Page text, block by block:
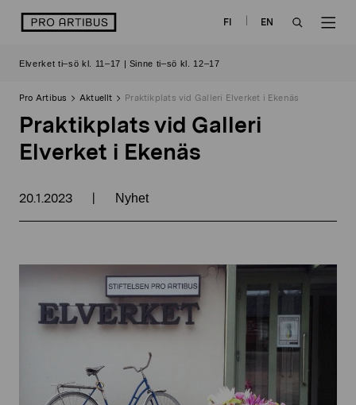
logo FI
EN
Elverket ti–sö kl. 11–17 | Sinne ti–sö kl. 12–17
Pro Artibus Aktuellt Praktikplats vid Galleri Elverket i Ekenäs
Praktikplats vid Galleri
Elverket i Ekenäs
20.1.2023 | Nyhet